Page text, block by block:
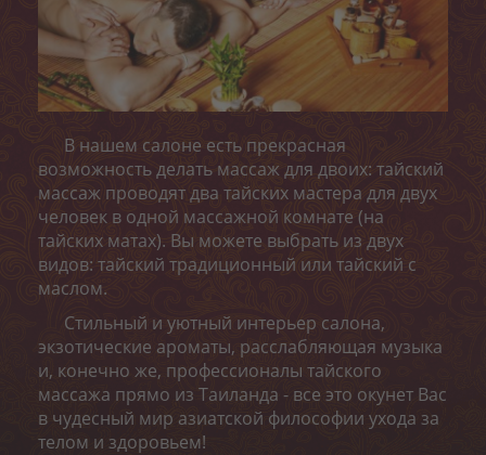
Тайские программы
Уход за лицом
Обертывания
Депиляция
ОНЛАЙН-ЗАПИСЬ
КОНТАКТ
«MELON CARE» (-40%)
В нашем салоне есть прекрасная
возможность делать массаж для двоих: тайский
массаж проводят два тайских мастера для двух
человек в одной массажной комнате (на
тайских матах). Вы можете выбрать из двух
видов: тайский традиционный или тайский с
маслом.
Стильный и уютный интерьер салона,
экзотические ароматы, расслабляющая музыка
и, конечно же, профессионалы тайского
массажа прямо из Таиланда - все это окунет Вас
в чудесный мир азиатской философии ухода за
телом и здоровьем!